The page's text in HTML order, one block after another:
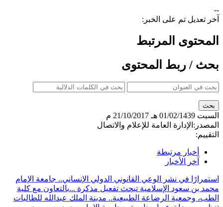
--
آخر تعديل تم على الخبر:
المحتوى المرتبط
بحث / ربط المحتوى
السبت 01/02/1439 هـ
21/10/2017 م
المصدر: الإدارة العامة للإعلام والاتصال
التقييم:
أخبار مرتبطة
آخر الأخبار
استمرارًا في نشر الوعي القانوني الدولي الإنساني.. جامعة الإمام
محمد بن سعود الإسلامية تبحث تفعيل مذكرة ...بالتعاون مع كلية
الطب، وجمعية الرضاعة الطبيعية.. مدينة الملك عبدالله للطالبات